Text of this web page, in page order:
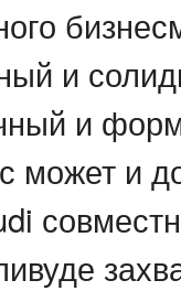
и
и
может и